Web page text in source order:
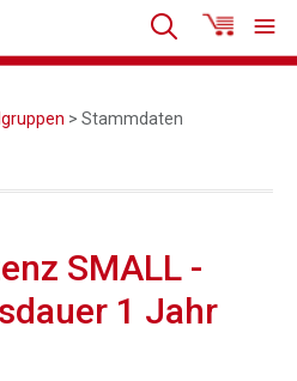
> Stammdaten
SMALL -
1 Jahr